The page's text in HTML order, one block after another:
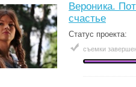
Вероника.
счастье
Статус проекта:
съемки